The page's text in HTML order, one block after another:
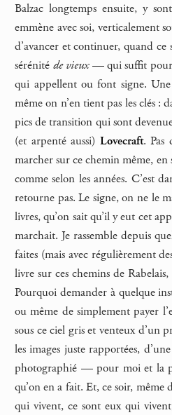
Balzac longtemps ensuite, y
emmène avec soi, verticalement
d’avancer et continuer, quand
sérénité de vieux— qui suffit pour
qui appellent ou font signe.
même on n’en tient pas les clés :
pics de transition qui sont
(et arpenté aussi) Lovecraft. Pas
marcher sur ce chemin même, en
comme selon les années. C’est
retourne pas. Le signe, on ne le
livres, qu’on sait qu’il y eut cet
marchait. Je rassemble depuis
faites (mais avec régulièrement
livre sur ces chemins de
Pourquoi demander à quelque
ou même de simplement payer
sous ce ciel gris et venteux d’un
les images juste rapportées,
photographié — pour moi et la
qu’on en a fait. Et, ce soir, même
qui vivent, ce sont eux qui